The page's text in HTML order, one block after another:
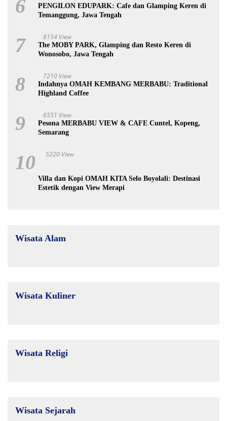
6
PENGILON EDUPARK: Cafe dan Glamping Keren di
Temanggung, Jawa Tengah
7 8154 View
The MOBY PARK, Glamping dan Resto Keren di
Wonosobo, Jawa Tengah
8 7210 View
Indahnya OMAH KEMBANG MERBABU: Traditional
Highland Coffee
9 6551 View
Pesona MERBABU VIEW & CAFE Cuntel, Kopeng,
Semarang
10 5220 View
Villa dan Kopi OMAH KITA Selo Boyolali: Destinasi
Estetik dengan View Merapi
Wisata Alam
Wisata Kuliner
Wisata Religi
Wisata Sejarah